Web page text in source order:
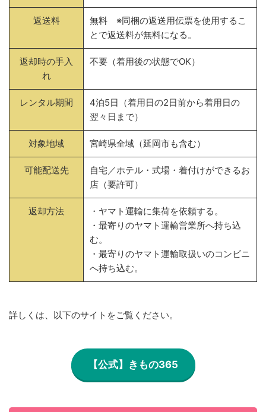
返送料
無料 ※同梱の返送用伝票を使用するこ
とで返送料が無料になる。
返却時の手入
れ
不要（着用後の状態でOK）
レンタル期間
4泊5日（着用日の2日前から着用日の
翌々日まで）
対象地域 宮崎県全域（延岡市も含む）
可能配送先
自宅／ホテル・式場・着付けができるお
店（要許可）
返却方法
・ヤマト運輸に集荷を依頼する。
・最寄りのヤマト運輸営業所へ持ち込
む。
・最寄りのヤマト運輸取扱いのコンビニ
へ持ち込む。
詳しくは、以下のサイトをご覧ください。
【公式】きもの365